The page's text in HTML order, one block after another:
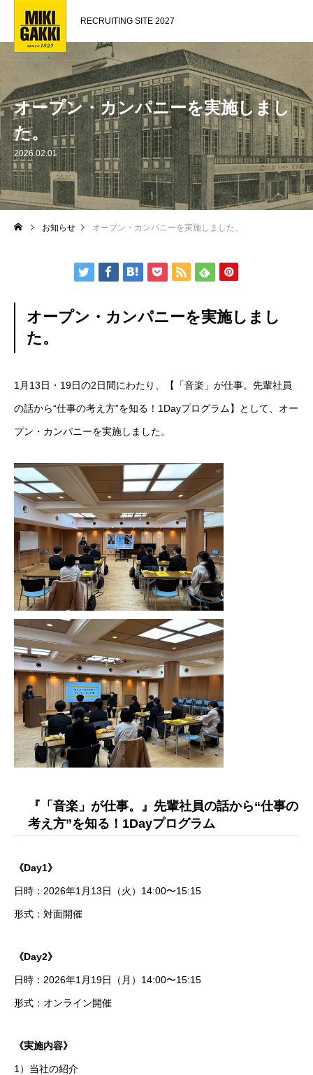
RECRUITING SITE 2027
オープン・カンパニーを実施しまし
た。
2026.02.01
お知らせ オープン・カンパニーを実施しました。
オープン・カンパニーを実施しまし
た。
1月13日・19日の2日間にわたり、【「音楽」が仕事。先輩社員
の話から“仕事の考え方”を知る！1Dayプログラム】として、オー
プン・カンパニーを実施しました。
『「音楽」が仕事。』先輩社員の話から“仕事の
考え方”を知る！1Dayプログラム
《Day1》
日時：2026年1月13日（火）14:00〜15:15
形式：対面開催
《Day2》
日時：2026年1月19日（月）14:00〜15:15
形式：オンライン開催
《実施内容》
1）当社の紹介